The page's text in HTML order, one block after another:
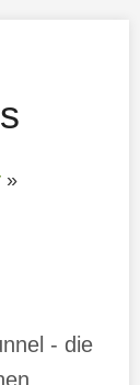
»
- die